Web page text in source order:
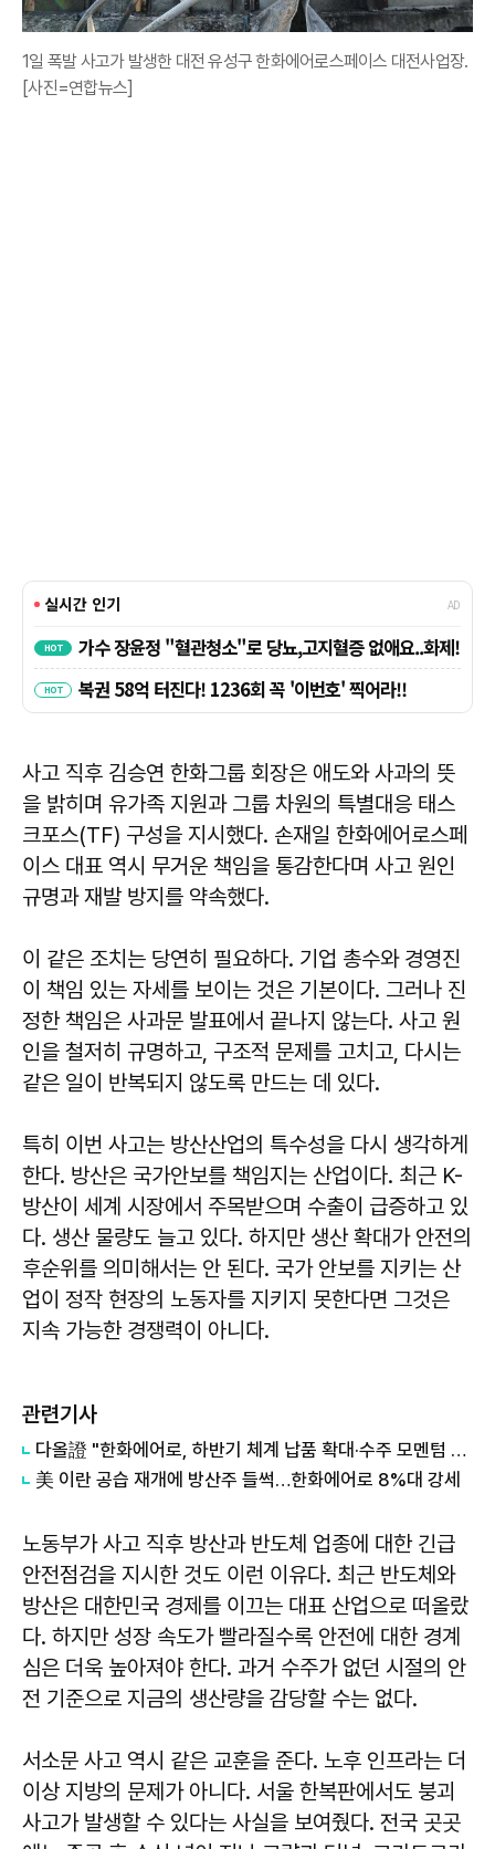
1일 폭발 사고가 발생한 대전 유성구 한화에어로스페이스 대전사업장.
[사진=연합뉴스]
사고 직후 김승연 한화그룹 회장은 애도와 사과의 뜻
을 밝히며 유가족 지원과 그룹 차원의 특별대응 태스
크포스(TF) 구성을 지시했다. 손재일 한화에어로스페
이스 대표 역시 무거운 책임을 통감한다며 사고 원인
규명과 재발 방지를 약속했다.
이 같은 조치는 당연히 필요하다. 기업 총수와 경영진
이 책임 있는 자세를 보이는 것은 기본이다. 그러나 진
정한 책임은 사과문 발표에서 끝나지 않는다. 사고 원
인을 철저히 규명하고, 구조적 문제를 고치고, 다시는
같은 일이 반복되지 않도록 만드는 데 있다.
특히 이번 사고는 방산산업의 특수성을 다시 생각하게
한다. 방산은 국가안보를 책임지는 산업이다. 최근 K-
방산이 세계 시장에서 주목받으며 수출이 급증하고 있
다. 생산 물량도 늘고 있다. 하지만 생산 확대가 안전의
후순위를 의미해서는 안 된다. 국가 안보를 지키는 산
업이 정작 현장의 노동자를 지키지 못한다면 그것은
지속 가능한 경쟁력이 아니다.
관련기사
다올證 "한화에어로, 하반기 체계 납품 확대·수주 모멘텀 기대"…목표주가 214만원
美 이란 공습 재개에 방산주 들썩…한화에어로 8%대 강세
노동부가 사고 직후 방산과 반도체 업종에 대한 긴급
안전점검을 지시한 것도 이런 이유다. 최근 반도체와
방산은 대한민국 경제를 이끄는 대표 산업으로 떠올랐
다. 하지만 성장 속도가 빨라질수록 안전에 대한 경계
심은 더욱 높아져야 한다. 과거 수주가 없던 시절의 안
전 기준으로 지금의 생산량을 감당할 수는 없다.
서소문 사고 역시 같은 교훈을 준다. 노후 인프라는 더
이상 지방의 문제가 아니다. 서울 한복판에서도 붕괴
사고가 발생할 수 있다는 사실을 보여줬다. 전국 곳곳